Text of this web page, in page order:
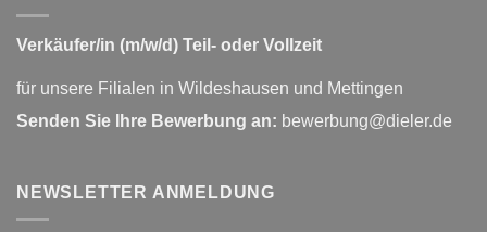
Verkäufer/in (m/w/d) Teil- oder Vollzeit
für unsere Filialen in Wildeshausen und Mettingen
Senden Sie Ihre Bewerbung an: bewerbung@dieler.de
NEWSLETTER ANMELDUNG